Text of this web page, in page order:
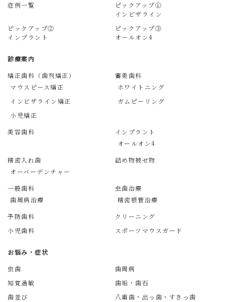
症例一覧
ピックアップ①
インビザライン
ピックアップ②
インプラント
ピックアップ③
オールオン4
診療案内
矯正歯科（歯列矯正）
マウスピース矯正
インビザライン矯正
小児矯正
審美歯科
ホワイトニング
ガムピーリング
美容歯科
インプラント
オールオン4
精密入れ歯
オーバーデンチャー
詰め物被せ物
一般歯科
歯周病治療
虫歯治療
精密根管治療
予防歯科
クリーニング
小児歯科
スポーツマウスガード
お悩み・症状
虫歯
歯周病
知覚過敏
歯垢・歯石
歯並び
八重歯・出っ歯・すきっ歯